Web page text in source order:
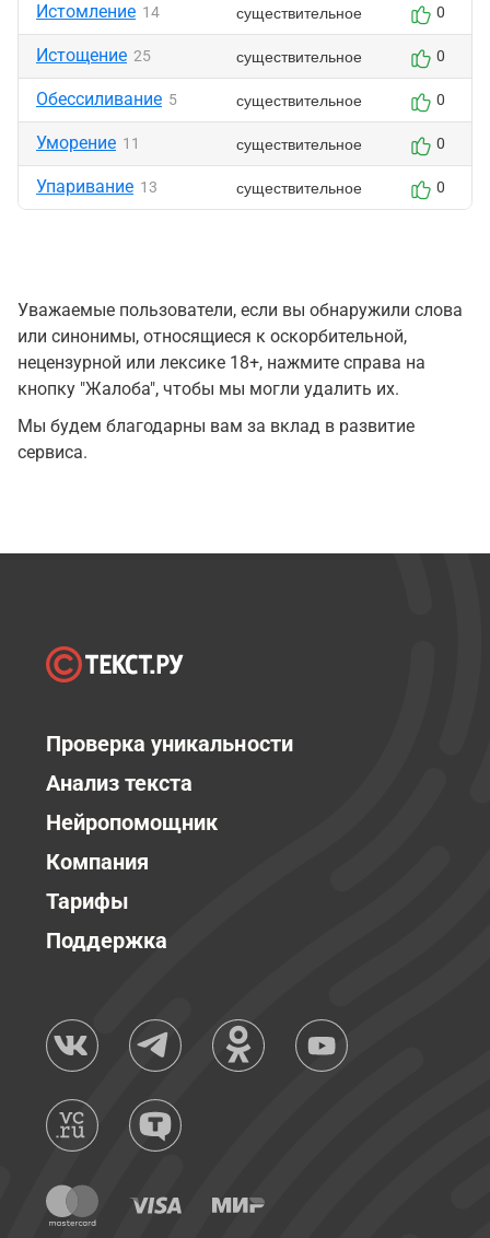
Истомление 14 существительное 0
Истощение 25 существительное 0
Обессиливание 5 существительное 0
Уморение 11 существительное 0
Упаривание 13 существительное 0
Уважаемые пользователи, если вы обнаружили слова
или синонимы, относящиеся к оскорбительной,
нецензурной или лексике 18+, нажмите справа на
кнопку "Жалоба", чтобы мы могли удалить их.
Мы будем благодарны вам за вклад в развитие
сервиса.
Проверка уникальности
Анализ текста
Нейропомощник
Компания
Тарифы
Поддержка